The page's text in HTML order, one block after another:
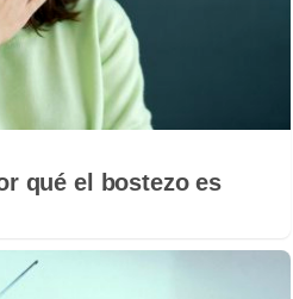
qué el bostezo es